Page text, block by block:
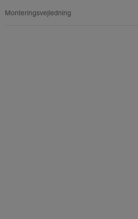
Monteringsvejledning